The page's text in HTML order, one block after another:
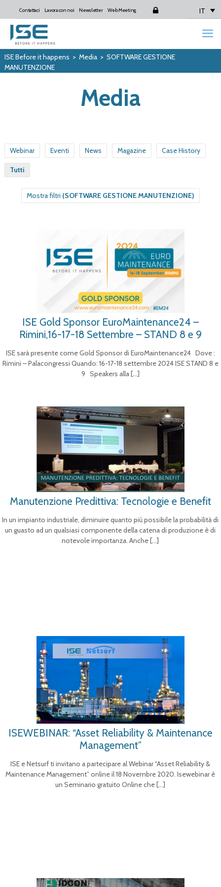
Contattaci Lavora con noi Newsletter Web Meeting IT
ISE Before it happens > Media> SOFTWARE GESTIONE
MANUTENZIONE
Media
Webinar Eventi News Magazine Case History
Tutti
Mostra filtri (SOFTWARE GESTIONE MANUTENZIONE)
ISE Gold Sponsor EuroMaintenance24 –
Rimini,16-17-18 Settembre – STAND 8 e 9
ISE sarà presente come Gold Sponsor di EuroMaintenance24 Dove :
Rimini – Palacongressi Quando: 16-17-18 settembre 2024 ISE STAND 8 e
9 Speakers alla[…]
Manutenzione Predittiva: Tecnologie e Benefit
In un impianto industriale, diminuire quanto più possibile la probabilità di
un guasto ad un qualsiasi componente della catena di produzione è di
notevole importanza. Anche[…]
ISEWEBINAR: “Asset Reliability & Maintenance
Management”
ISE e Netsurf ti invitano a partecipare al Webinar “Asset Reliability &
Maintenance Management” online il 18 Novembre 2020. Isewebinar è
un Seminario gratuito Online che[…]